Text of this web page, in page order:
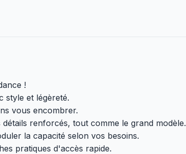
!
style et légèreté.
vous encombrer.
renforcés, tout comme le grand modèle.
la capacité selon vos besoins.
pratiques d'accès rapide.